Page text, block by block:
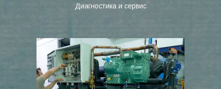
Диагностика и сервис